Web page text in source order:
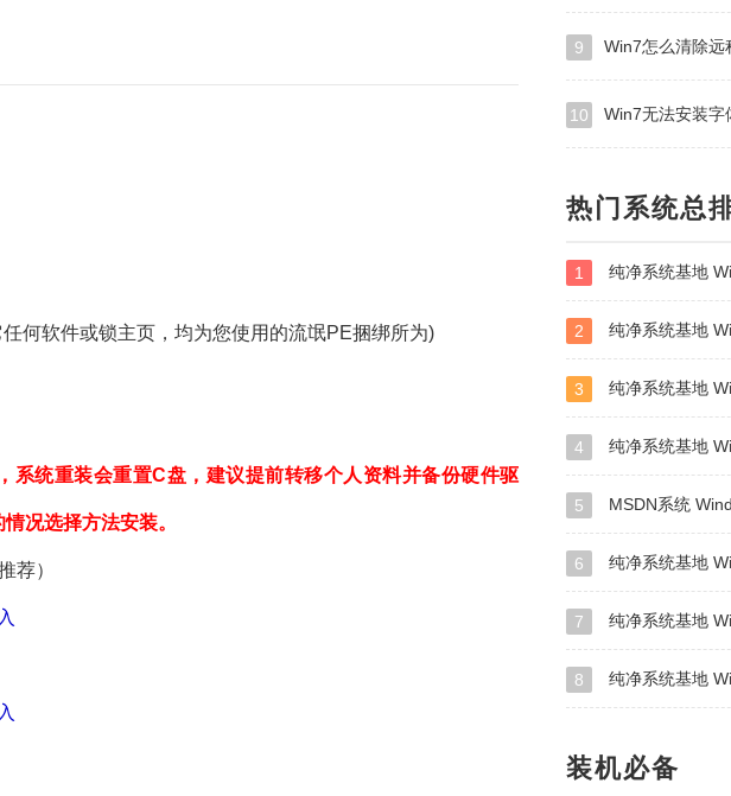
软件或锁主页，均为您使用的流氓PE捆绑所为)
系统重装会重置C盘，建议提前转移个人资料并备份硬件驱
况选择方法安装。
荐）
9 Win7怎么清除远程
10 Win7无法安装字体
热门系统总
1 纯净系统基地
2 纯净系统基地 Windows 10
3 纯净系统基地 Windows 10
4 纯净系统基地 Windows
5 MSDN系统 Windows
6 纯净系统基地 Win7 旗舰
7 纯净系统基地 Windows 10
8 纯净系统基地
装机必备